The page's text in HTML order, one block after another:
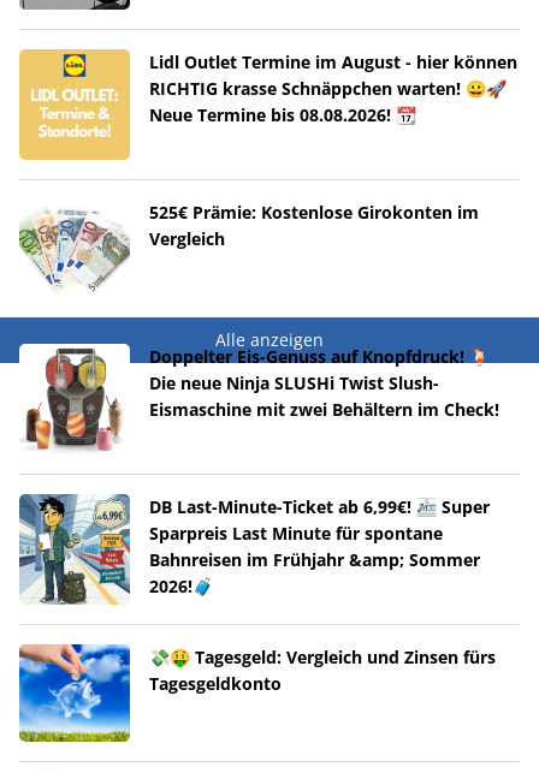
Lidl Outlet Termine im August - hier können
RICHTIG krasse Schnäppchen warten! 😀🚀
Neue Termine bis 08.08.2026! 📆
525€ Prämie: Kostenlose Girokonten im
Vergleich
Alle anzeigen
Doppelter Eis-Genuss auf Knopfdruck! 🍹
Die neue Ninja SLUSHi Twist Slush-
Eismaschine mit zwei Behältern im Check!
DB Last-Minute-Ticket ab 6,99€! 🚈 Super
Sparpreis Last Minute für spontane
Bahnreisen im Frühjahr &amp; Sommer
2026!🧳
💸🤑 Tagesgeld: Vergleich und Zinsen fürs
Tagesgeldkonto